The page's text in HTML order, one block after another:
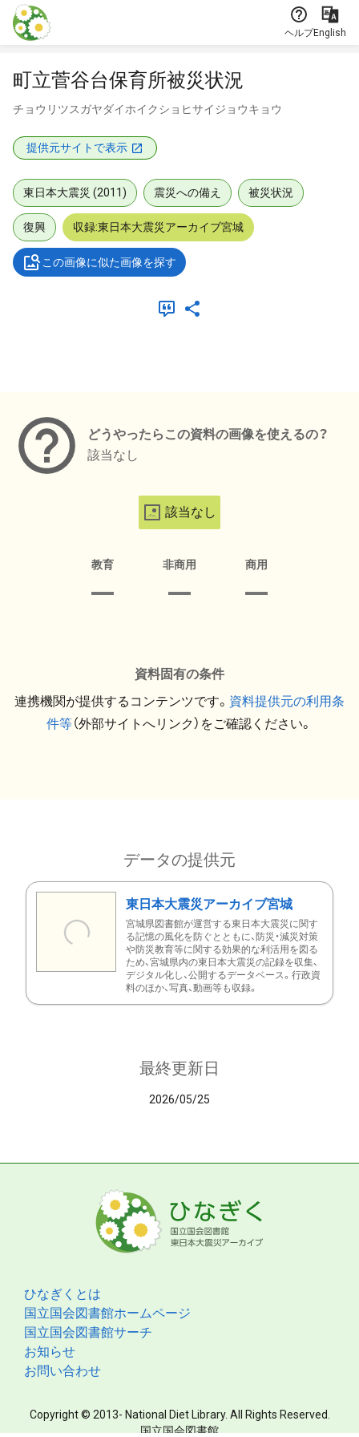
本文に飛ぶ
ヘルプEnglish
町立菅谷台保育所被災状況
チョウリツスガヤダイホイクショヒサイジョウキョウ
提供元サイトで表示
東日本大震災 (2011) 震災への備え 被災状況
復興 収録:東日本大震災アーカイブ宮城
この画像に似た画像を探す
どうやったらこの資料の画像を使えるの？
該当なし
該当なし
教育 非商用 商用
資料固有の条件
連携機関が提供するコンテンツです。 資料提供元の利用条
件等（外部サイトへリンク）をご確認ください。
データの提供元
東日本大震災アーカイブ宮城
宮城県図書館が運営する東日本大震災に関す
る記憶の風化を防ぐとともに、防災・減災対策
や防災教育等に関する効果的な利活用を図る
ため、宮城県内の東日本大震災の記録を収集、
デジタル化し、公開するデータベース。行政資
料のほか、写真、動画等も収録。
最終更新日
2026/05/25
ひなぎくとは
国立国会図書館ホームページ
国立国会図書館サーチ
お知らせ
お問い合わせ
Copyright © 2013- National Diet Library. All Rights Reserved.